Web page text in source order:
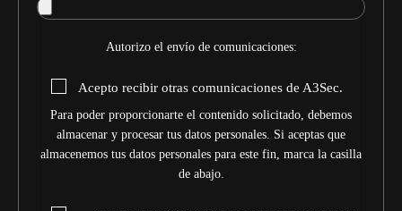
Autorizo el envío de comunicaciones:
Acepto recibir otras comunicaciones de A3Sec.
Para poder proporcionarte el contenido solicitado, debemos
almacenar y procesar tus datos personales. Si aceptas que
almacenemos tus datos personales para este fin, marca la casilla
de abajo.